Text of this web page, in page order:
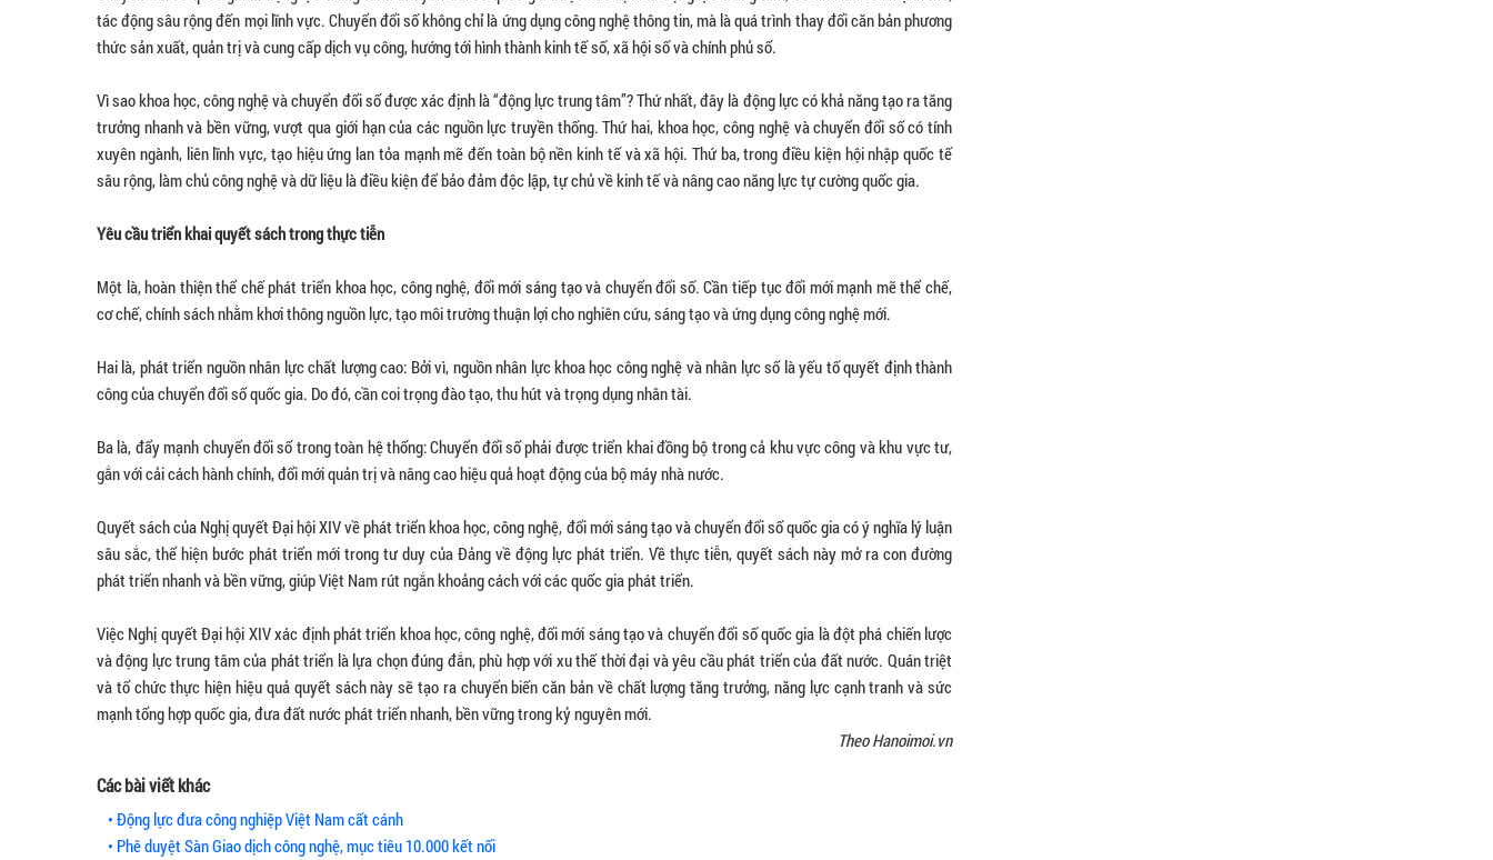
tác động sâu rộng đến mọi lĩnh vực. Chuyển đổi số không chỉ là ứng dụng công nghệ thông tin, mà là quá trình thay đổi căn bản phương
thức sản xuất, quản trị và cung cấp dịch vụ công, hướng tới hình thành kinh tế số, xã hội số và chính phủ số.
Vì sao khoa học, công nghệ và chuyển đổi số được xác định là “động lực trung tâm”? Thứ nhất, đây là động lực có khả năng tạo ra tăng
trưởng nhanh và bền vững, vượt qua giới hạn của các nguồn lực truyền thống. Thứ hai, khoa học, công nghệ và chuyển đổi số có tính
xuyên ngành, liên lĩnh vực, tạo hiệu ứng lan tỏa mạnh mẽ đến toàn bộ nền kinh tế và xã hội. Thứ ba, trong điều kiện hội nhập quốc tế
sâu rộng, làm chủ công nghệ và dữ liệu là điều kiện để bảo đảm độc lập, tự chủ về kinh tế và nâng cao năng lực tự cường quốc gia.
Yêu cầu triển khai quyết sách trong thực tiễn
Một là, hoàn thiện thể chế phát triển khoa học, công nghệ, đổi mới sáng tạo và chuyển đổi số. Cần tiếp tục đổi mới mạnh mẽ thể chế,
cơ chế, chính sách nhằm khơi thông nguồn lực, tạo môi trường thuận lợi cho nghiên cứu, sáng tạo và ứng dụng công nghệ mới.
Hai là, phát triển nguồn nhân lực chất lượng cao: Bởi vì, nguồn nhân lực khoa học công nghệ và nhân lực số là yếu tố quyết định thành
công của chuyển đổi số quốc gia. Do đó, cần coi trọng đào tạo, thu hút và trọng dụng nhân tài.
Ba là, đẩy mạnh chuyển đổi số trong toàn hệ thống: Chuyển đổi số phải được triển khai đồng bộ trong cả khu vực công và khu vực tư,
gắn với cải cách hành chính, đổi mới quản trị và nâng cao hiệu quả hoạt động của bộ máy nhà nước.
Quyết sách của Nghị quyết Đại hội XIV về phát triển khoa học, công nghệ, đổi mới sáng tạo và chuyển đổi số quốc gia có ý nghĩa lý luận
sâu sắc, thể hiện bước phát triển mới trong tư duy của Đảng về động lực phát triển. Về thực tiễn, quyết sách này mở ra con đường
phát triển nhanh và bền vững, giúp Việt Nam rút ngắn khoảng cách với các quốc gia phát triển.
Việc Nghị quyết Đại hội XIV xác định phát triển khoa học, công nghệ, đổi mới sáng tạo và chuyển đổi số quốc gia là đột phá chiến lược
và động lực trung tâm của phát triển là lựa chọn đúng đắn, phù hợp với xu thế thời đại và yêu cầu phát triển của đất nước. Quán triệt
và tổ chức thực hiện hiệu quả quyết sách này sẽ tạo ra chuyển biến căn bản về chất lượng tăng trưởng, năng lực cạnh tranh và sức
mạnh tổng hợp quốc gia, đưa đất nước phát triển nhanh, bền vững trong kỷ nguyên mới.
Theo Hanoimoi.vn
Các bài viết khác
• Động lực đưa công nghiệp Việt Nam cất cánh
• Phê duyệt Sàn Giao dịch công nghệ, mục tiêu 10.000 kết nối